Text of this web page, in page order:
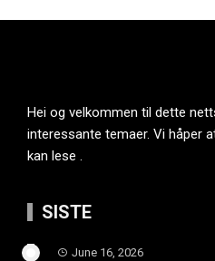
Hei og velkommen til dette
interessante temaer. Vi håper
kan lese .
SISTE
June 16, 2026